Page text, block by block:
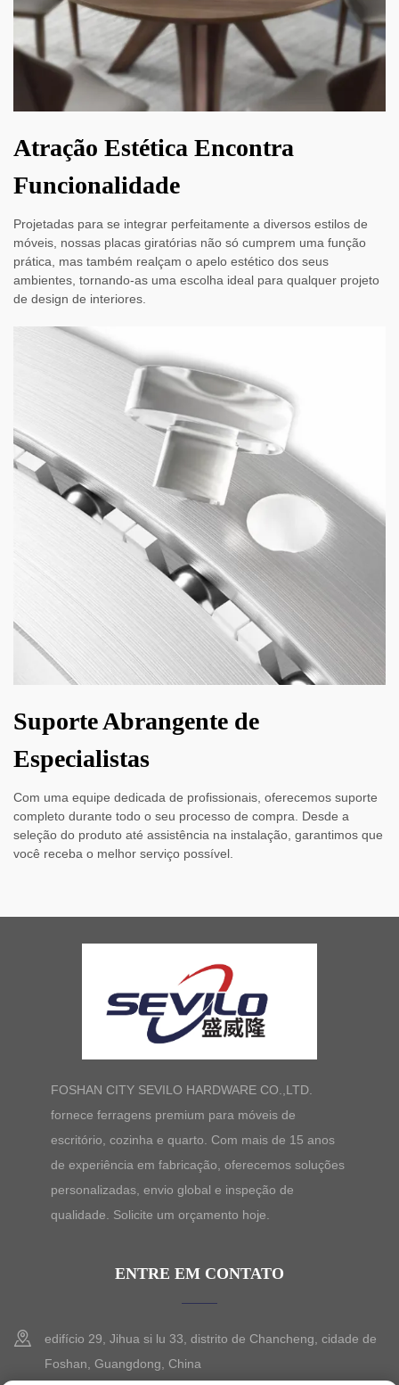
Atração Estética Encontra
Funcionalidade
Projetadas para se integrar perfeitamente a diversos estilos de
móveis, nossas placas giratórias não só cumprem uma função
prática, mas também realçam o apelo estético dos seus
ambientes, tornando-as uma escolha ideal para qualquer projeto
de design de interiores.
Suporte Abrangente de
Especialistas
Com uma equipe dedicada de profissionais, oferecemos suporte
completo durante todo o seu processo de compra. Desde a
seleção do produto até assistência na instalação, garantimos que
você receba o melhor serviço possível.
FOSHAN CITY SEVILO HARDWARE CO.,LTD.
fornece ferragens premium para móveis de
escritório, cozinha e quarto. Com mais de 15 anos
de experiência em fabricação, oferecemos soluções
personalizadas, envio global e inspeção de
qualidade. Solicite um orçamento hoje.
ENTRE EM CONTATO
edifício 29, Jihua si lu 33, distrito de Chancheng, cidade de
Foshan, Guangdong, China